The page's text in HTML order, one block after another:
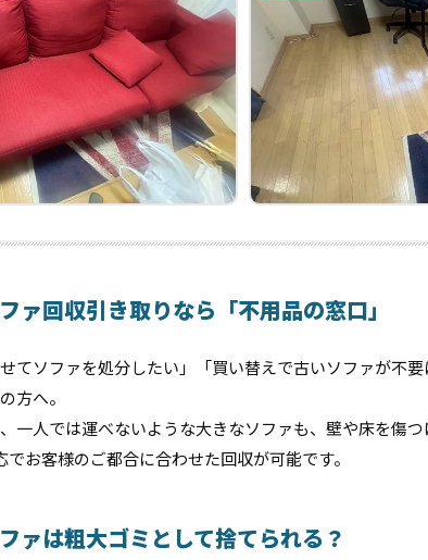
ァ回収引き取りなら「不用品の窓口」
てソファを処分したい」「買い替えで古いソファが不
方へ。
一人では運べないような大きなソファも、壁や床を傷
でお客様のご都合に合わせた回収が可能です。
ァは粗大ゴミとして捨てられる？